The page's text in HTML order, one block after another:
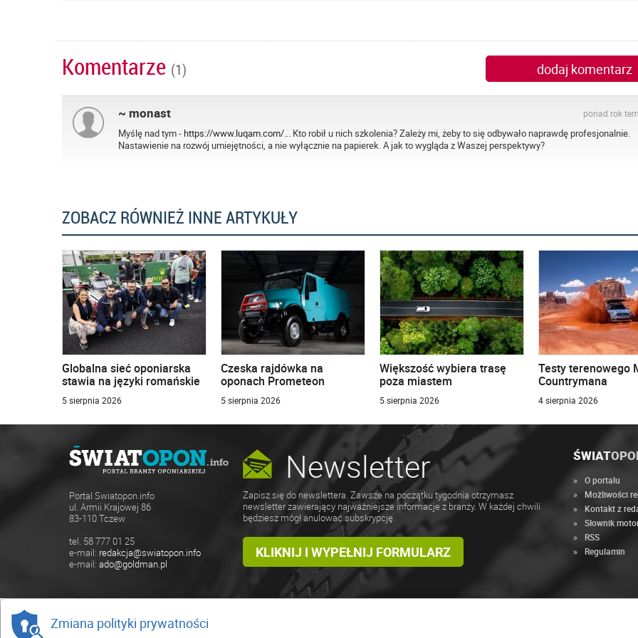
Komentarze (1) dodaj komentarz
~ monast ponad rok
Myślę nad tym -https://www.luqam.com/... Kto robił u nich szkolenia? Zależy mi, żeby to się odbywało naprawdę profesjonalnie.
Nastawienie na rozwój umiejętności, a nie wyłącznie na papierek. A jak to wygląda z Waszej perspektywy?
ZOBACZ RÓWNIEŻ INNE ARTYKUŁY
Globalna sieć oponiarska
stawia na języki romańskie
5 sierpnia 2026
Czeska rajdówka na
oponach Prometeon
5 sierpnia 2026
Większość wybiera trasę
poza miastem
5 sierpnia 2026
Testy terenowego
Countrymana
4 sierpnia 2026
Portal Swiatopon.info
ul. Armii Krajowej 86
83-110 Tczew
tel. 58 777 01 25
e-mail: redakcja@swiatopon.info
e-mail: ado@goldman.pl
Newsletter
Zapisz się do newslettera. Zawsze na początku tygodnia otrzymasz
newsletter zawierający najważniejsze informacje z branży. W każdej chwili
będziesz mógł anulować subskrypcję.
KLIKNIJ I WYPEŁNIJ FORMULARZ
ŚWIAT
O portalu
Możliwości
Kontakt z
Słownik
RSS
Regulamin
Zmiana polityki prywatności